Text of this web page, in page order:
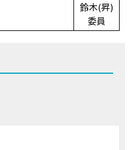
鈴木(昇)
委員